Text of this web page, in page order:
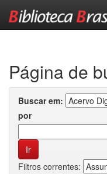
Página de
Buscar em:
por
Filtros correntes: